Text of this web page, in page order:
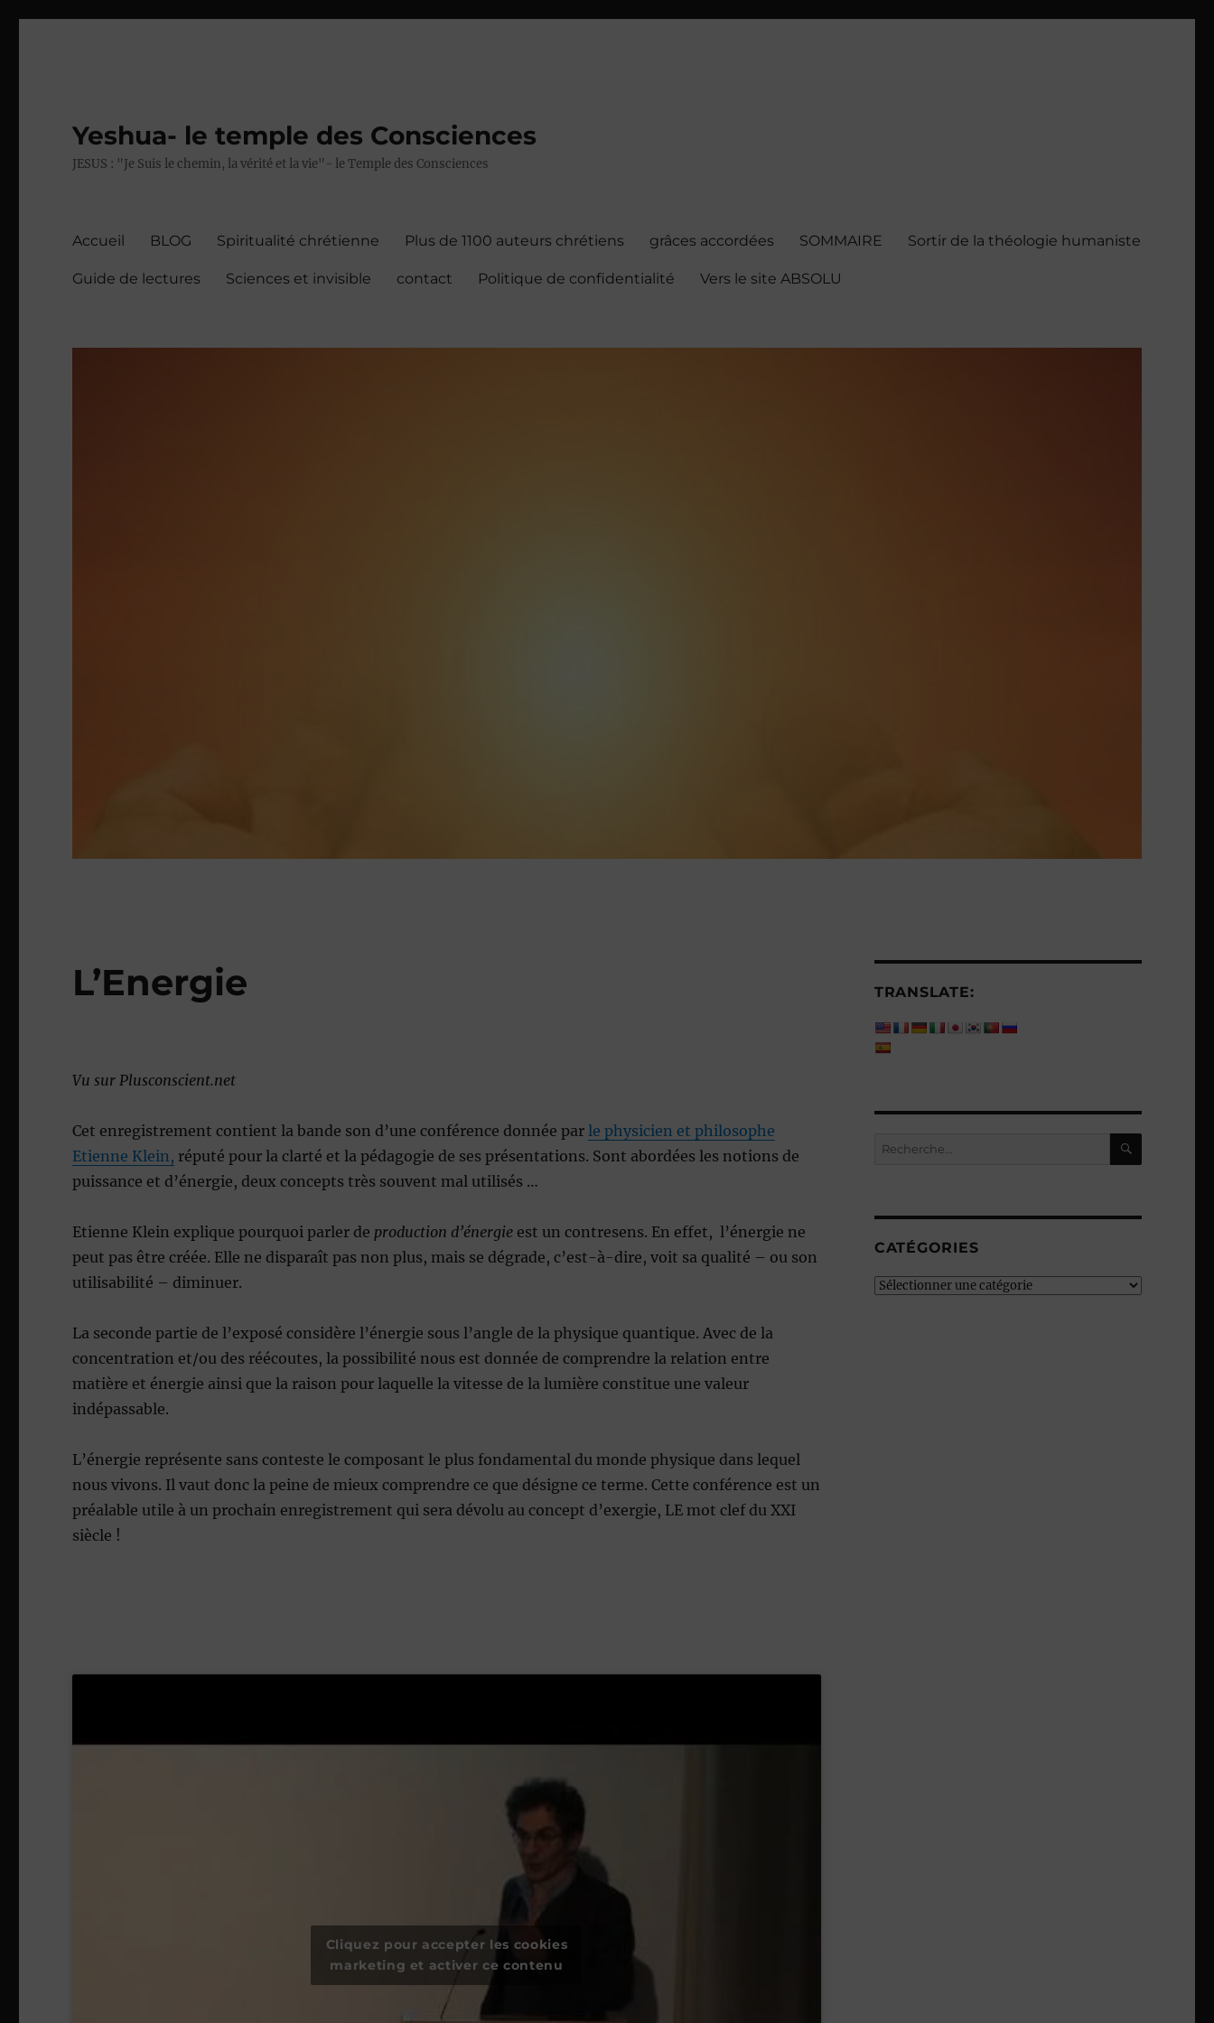
Yeshua- le temple des Consciences
JESUS : "Je Suis le chemin, la vérité et la vie"- le Temple des Consciences
Accueil BLOG Spiritualité chrétienne Plus de 1100 auteurs chrétiens grâces accordées SOMMAIRE Sortir de la théologie humaniste
Guide de lectures Sciences et invisible contact Politique de confidentialité Vers le site ABSOLU
L’Energie
Vu sur Plusconscient.net
Cet enregistrement contient la bande son d’une conférence donnée parle physicien et philosophe
Etienne Klein, réputé pour la clarté et la pédagogie de ses présentations. Sont abordées les notions de
puissance et d’énergie, deux concepts très souvent mal utilisés …
Etienne Klein explique pourquoi parler de production d’énergie est un contresens. En effet, l’énergie ne
peut pas être créée. Elle ne disparaît pas non plus, mais se dégrade, c’est-à-dire, voit sa qualité – ou son
utilisabilité – diminuer.
La seconde partie de l’exposé considère l’énergie sous l’angle de la physique quantique. Avec de la
concentration et/ou des réécoutes, la possibilité nous est donnée de comprendre la relation entre
matière et énergie ainsi que la raison pour laquelle la vitesse de la lumière constitue une valeur
indépassable.
L’énergie représente sans conteste le composant le plus fondamental du monde physique dans lequel
nous vivons. Il vaut donc la peine de mieux comprendre ce que désigne ce terme. Cette conférence est un
préalable utile à un prochain enregistrement qui sera dévolu au concept d’exergie, LE mot clef du XXI
siècle !
Cliquez pour accepter les cookies
marketing et activer ce contenu
TRANSLATE:
Recherche
CATÉGORIES
Catégories